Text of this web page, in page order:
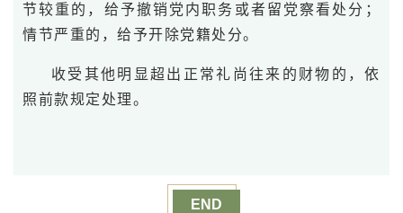
节较重的，给予撤销党内职务或者留党察看处分；
情节严重的，给予开除党籍处分。
收受其他明显超出正常礼尚往来的财物的，依
照前款规定处理。
END